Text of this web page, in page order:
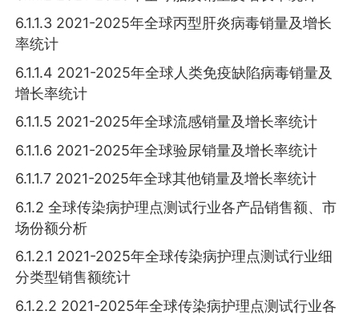
6.1.1.3 2021-2025年全球丙型肝炎病毒销量及增长
率统计
6.1.1.4 2021-2025年全球人类免疫缺陷病毒销量及
增长率统计
6.1.1.5 2021-2025年全球流感销量及增长率统计
6.1.1.6 2021-2025年全球验尿销量及增长率统计
6.1.1.7 2021-2025年全球其他销量及增长率统计
6.1.2 全球传染病护理点测试行业各产品销售额、市
场份额分析
6.1.2.1 2021-2025年全球传染病护理点测试行业细
分类型销售额统计
6.1.2.2 2021-2025年全球传染病护理点测试行业各